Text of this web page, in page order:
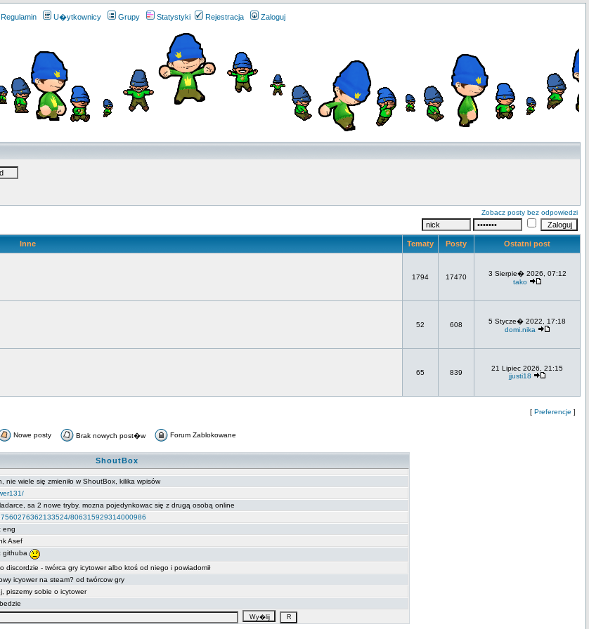
Regulamin U�ytkownicy Grupy Statystyki Rejestracja Zaloguj
Zobacz posty bez odpowiedzi
Inne Tematy Posty Ostatni post
1794 17470
3 Sierpie� 2026, 07:12
tako
52 608
5 Stycze� 2022, 17:18
domi.nika
65 839
21 Lipiec 2026, 21:15
jjusti18
[ Preferencje ]
Nowe posty Brak nowych post�w Forum Zablokowane
ShoutBox